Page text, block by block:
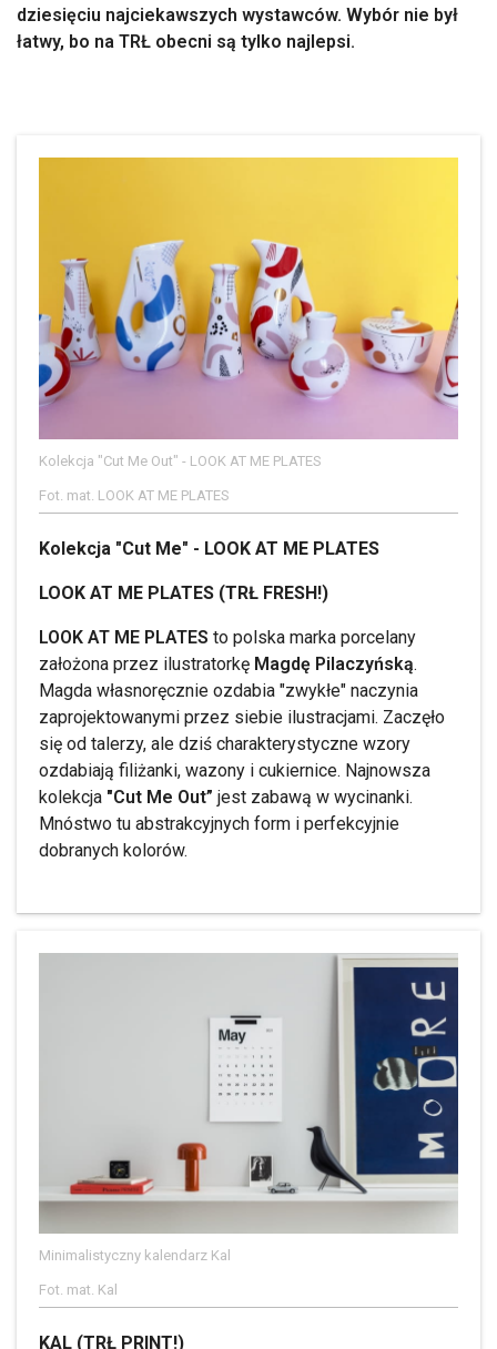
dziesięciu najciekawszych wystawców. Wybór nie był
łatwy, bo na TRŁ obecni są tylko najlepsi.
Kolekcja "Cut Me Out" - LOOK AT ME PLATES
Fot. mat. LOOK AT ME PLATES
Kolekcja "Cut Me" - LOOK AT ME PLATES
LOOK AT ME PLATES (TRŁ FRESH!)
LOOK AT ME PLATES to polska marka porcelany
założona przez ilustratorkę Magdę Pilaczyńską.
Magda własnoręcznie ozdabia "zwykłe" naczynia
zaprojektowanymi przez siebie ilustracjami. Zaczęło
się od talerzy, ale dziś charakterystyczne wzory
ozdabiają filiżanki, wazony i cukiernice. Najnowsza
kolekcja "Cut Me Out” jest zabawą w wycinanki.
Mnóstwo tu abstrakcyjnych form i perfekcyjnie
dobranych kolorów.
Minimalistyczny kalendarz Kal
Fot. mat. Kal
KAL (TRŁ PRINT!)